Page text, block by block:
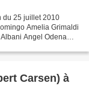
du 25 juillet 2010
Amelia Grimaldi
Angel Odena
Carsen) à